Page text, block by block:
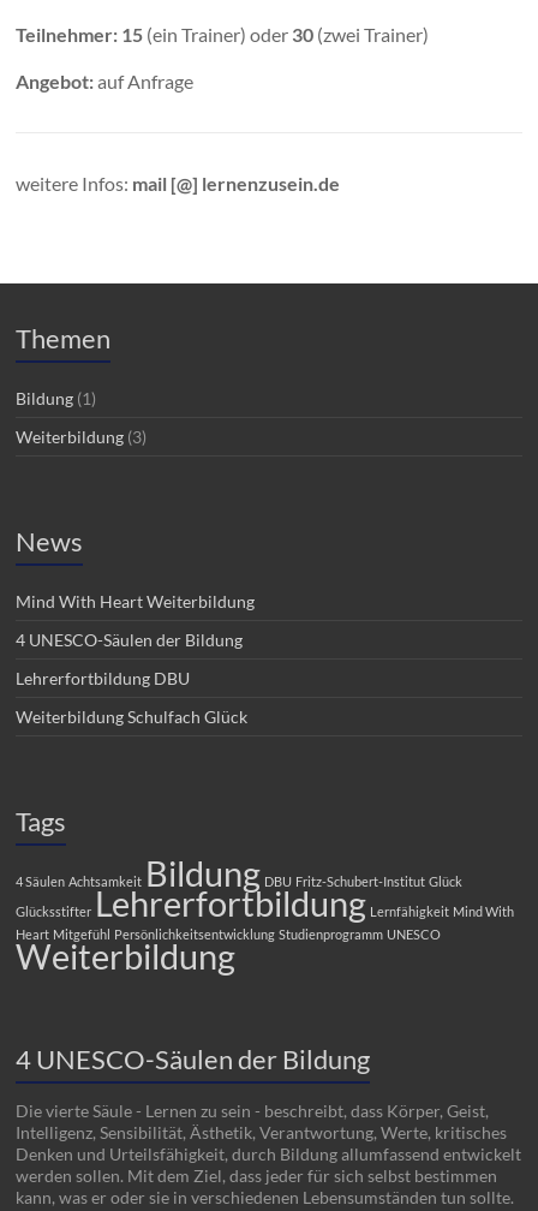
Teilnehmer: 15 (ein Trainer) oder 30 (zwei Trainer)
Angebot:auf Anfrage
weitere Infos: mail [@] lernenzusein.de
Themen
Bildung (1)
Weiterbildung (3)
News
Mind With Heart Weiterbildung
4 UNESCO-Säulen der Bildung
Lehrerfortbildung DBU
Weiterbildung Schulfach Glück
Tags
4 Säulen Achtsamkeit Bildung DBU Fritz-Schubert-Institut Glück
Glücksstifter Lehrerfortbildung Lernfähigkeit Mind With
Heart Mitgefühl Persönlichkeitsentwicklung Studienprogramm UNESCO
Weiterbildung
4 UNESCO-Säulen der Bildung
Die vierte Säule - Lernen zu sein - beschreibt, dass Körper, Geist,
Intelligenz, Sensibilität, Ästhetik, Verantwortung, Werte, kritisches
Denken und Urteilsfähigkeit, durch Bildung allumfassend entwickelt
werden sollen. Mit dem Ziel, dass jeder für sich selbst bestimmen
kann, was er oder sie in verschiedenen Lebensumständen tun sollte.